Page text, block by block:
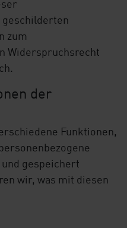
geschilderten
zum
Widerspruchsrecht
der
Funktionen,
gespeichert
wir, was mit diesen